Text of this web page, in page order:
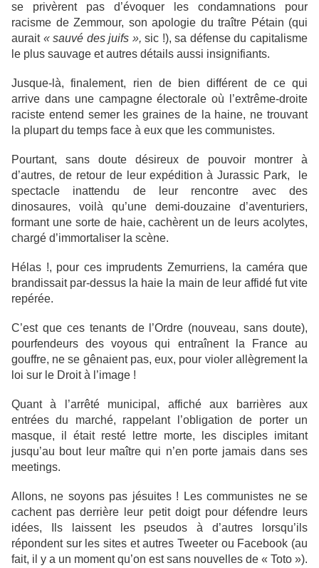
se privèrent pas d’évoquer les condamnations pour
racisme de Zemmour, son apologie du traître Pétain (qui
aurait « sauvé des juifs », sic !), sa défense du capitalisme
le plus sauvage et autres détails aussi insignifiants.
Jusque-là, finalement, rien de bien différent de ce qui
arrive dans une campagne électorale où l’extrême-droite
raciste entend semer les graines de la haine, ne trouvant
la plupart du temps face à eux que les communistes.
Pourtant, sans doute désireux de pouvoir montrer à
d’autres, de retour de leur expédition à Jurassic Park, le
spectacle inattendu de leur rencontre avec des
dinosaures, voilà qu’une demi-douzaine d’aventuriers,
formant une sorte de haie, cachèrent un de leurs acolytes,
chargé d’immortaliser la scène.
Hélas !, pour ces imprudents Zemurriens, la caméra que
brandissait par-dessus la haie la main de leur affidé fut vite
repérée.
C’est que ces tenants de l’Ordre (nouveau, sans doute),
pourfendeurs des voyous qui entraînent la France au
gouffre, ne se gênaient pas, eux, pour violer allègrement la
loi sur le Droit à l’image !
Quant à l’arrêté municipal, affiché aux barrières aux
entrées du marché, rappelant l’obligation de porter un
masque, il était resté lettre morte, les disciples imitant
jusqu’au bout leur maître qui n’en porte jamais dans ses
meetings.
Allons, ne soyons pas jésuites ! Les communistes ne se
cachent pas derrière leur petit doigt pour défendre leurs
idées, Ils laissent les pseudos à d’autres lorsqu’ils
répondent sur les sites et autres Tweeter ou Facebook (au
fait, il y a un moment qu’on est sans nouvelles de « Toto »).